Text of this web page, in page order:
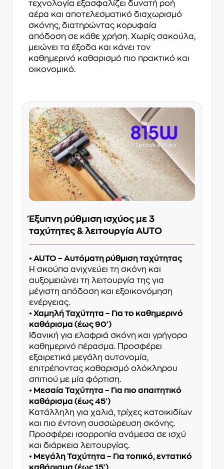
τεχνολογία εξασφαλίζει δυνατή ροή
αέρα και αποτελεσματικό διαχωρισμό
σκόνης, διατηρώντας κορυφαία
απόδοση σε κάθε χρήση. Χωρίς σακούλα,
μειώνει τα έξοδα και κάνει τον
καθημερινό καθαρισμό πιο πρακτικό και
οικονομικό.
Έξυπνη ρύθμιση ισχύος με 3
ταχύτητες & λειτουργία AUTO
• AUTO – Αυτόματη ρύθμιση ταχύτητας
Η σκούπα ανιχνεύει τη σκόνη και
αυξομειώνει τη λειτουργία της για
μέγιστη απόδοση και εξοικονόμηση
ενέργειας.
• Χαμηλή Ταχύτητα – Για το καθημερινό
καθάρισμα (έως 90')
Ιδανική για ελαφριά σκόνη και γρήγορο
καθημερινό πέρασμα. Προσφέρει
εξαιρετικά μεγάλη αυτονομία,
επιτρέποντας καθαρισμό ολόκληρου
σπιτιού με μία φόρτιση.
• Μεσαία Ταχύτητα – Για πιο απαιτητικό
καθάρισμα (έως 45')
Κατάλληλη για χαλιά, τρίχες κατοικιδίων
και πιο έντονη συσσώρευση σκόνης.
Προσφέρει ισορροπία ανάμεσα σε ισχύ
και διάρκεια λειτουργίας.
• Μεγάλη Ταχύτητα – Για τοπικό, εντατικό
καθάρισμα (έως 15')